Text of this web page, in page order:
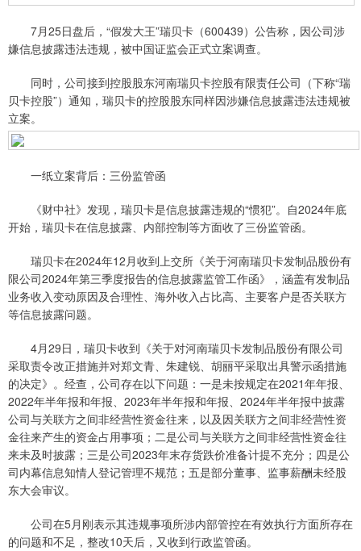
7月25日盘后，“假发大王”瑞贝卡（600439）公告称，因公司涉
嫌信息披露违法违规，被中国证监会正式立案调查。
同时，公司接到控股股东河南瑞贝卡控股有限责任公司（下称“瑞
贝卡控股”）通知，瑞贝卡的控股股东同样因涉嫌信息披露违法违规被
立案。
一纸立案背后：三份监管函
《财中社》发现，瑞贝卡是信息披露违规的“惯犯”。自2024年底
开始，瑞贝卡在信息披露、内部控制等方面收了三份监管函。
瑞贝卡在2024年12月收到上交所《关于河南瑞贝卡发制品股份有
限公司2024年第三季度报告的信息披露监管工作函》，涵盖有发制品
业务收入变动原因及合理性、海外收入占比高、主要客户是否关联方
等信息披露问题。
4月29日，瑞贝卡收到《关于对河南瑞贝卡发制品股份有限公司
采取责令改正措施并对郑文青、朱建锐、胡丽平采取出具警示函措施
的决定》。经查，公司存在以下问题：一是未按规定在2021年年报、
2022年半年报和年报、2023年半年报和年报、2024年半年报中披露
公司与关联方之间非经营性资金往来，以及因关联方之间非经营性资
金往来产生的资金占用事项；二是公司与关联方之间非经营性资金往
来未及时披露；三是公司2023年末存货跌价准备计提不充分；四是公
司内幕信息知情人登记管理不规范；五是部分董事、监事薪酬未经股
东大会审议。
公司在5月刚表示其违规事项所涉内部管控在有效执行方面所存在
的问题和不足，整改10天后，又收到行政监管函。